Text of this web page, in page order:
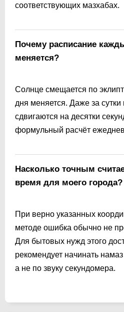
соответствующих мазхабах.
Почему расписание
меняется?
Солнце смещается по
дня меняется. Даже за сутки
сдвигаются на десятки
формульный расчёт
Насколько точным
время для моего города?
При верно указанных
методе ошибка обычно не
Для бытовых нужд этого
рекомендует начинать
а не по звуку секундомера.